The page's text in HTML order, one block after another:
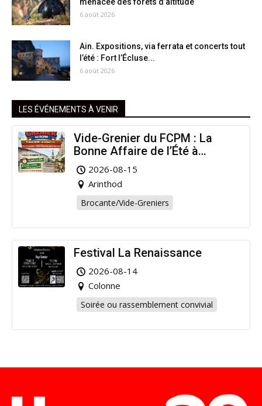
6 août 2026
Ain. Expositions, via ferrata et concerts tout
l’été : Fort l’Écluse...
6 août 2026
LES ÉVÉNEMENTS À VENIR
Vide-Grenier du FCPM : La
Bonne Affaire de l’Été à
Arinthod !
2026-08-15
Arinthod
Brocante/Vide-Greniers
Festival La Renaissance
2026-08-14
Colonne
Soirée ou rassemblement convivial